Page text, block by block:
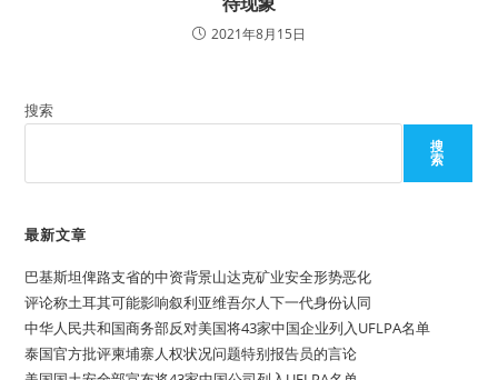
2021年8月15日
搜索
搜
索
最新文章
巴基斯坦俾路支省的中资背景山达克矿业安全形势恶化
评论称土耳其可能影响叙利亚维吾尔人下一代身份认同
中华人民共和国商务部反对美国将43家中国企业列入UFLPA名单
泰国官方批评柬埔寨人权状况问题特别报告员的言论